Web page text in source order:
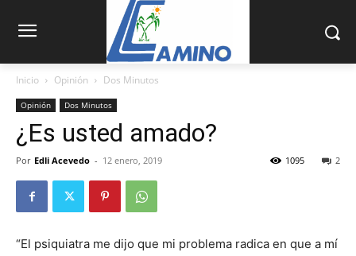
Inicio Opinión Dos Minutos
Opinión Dos Minutos
¿Es usted amado?
Por Edli Acevedo - 12 enero, 2019 2
1095
“El psiquiatra me dijo que mi pro­blema radica en que a mí